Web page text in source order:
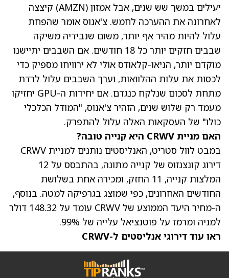
יעילים במשך שש שנים, אבל אמזון (AMZN)
קיצצה
לאחרונה את ההערכה לחמש. צ'אנוס אומר שהפחת
עלול להיות מהיר אף יותר, משום שנבידיה משיקה
שבבים חזקים יותר כל 18 חודשים. אם השבבים יתיישנו
מוקדם יותר, הניאו-קלאודס אולי לא ירוויחו מספיק כדי
לכסות את עלות ההלוואות, וערך השבבים עלול לרדת
מתחת לסכום שנלקח כנגדם. אם יחידות ה-GPU יחזיקו
מעמד רק שלוש שנים, הזהיר צ'אנוס, "המודל הכלכלי
כולו" של העסקאות האלה עלול להתפרק.
האם מניית CRWV היא קנייה טובה?
במבט לוול סטריט, האנליסטים נותנים למניית CRWV
דירוג קונצנזוס של קנייה מתונה, בהתבסס על 12
המלצות קנייה, 11 החזק, ומכירה אחת בשלושת
החודשים האחרונים, כפי שמוצג בגרפיקה למטה. בנוסף,
ה-מחיר היעד הממוצע של CRWV
עומד על 148.32 דולר
למניה ומרמז על פוטנציאל עלייה של 99%.
ראו עוד דירוגי אנליסטים ל-CRWV